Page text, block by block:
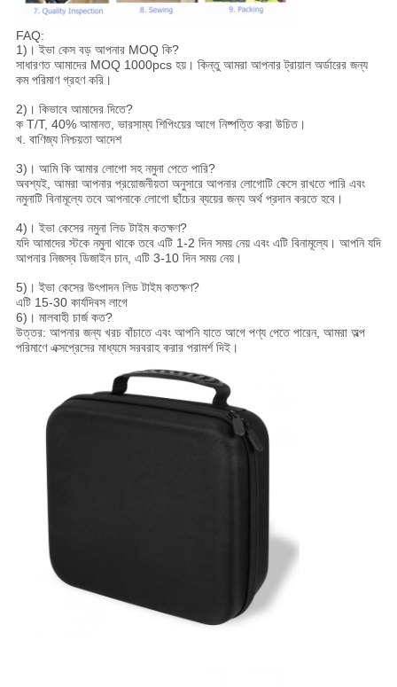
FAQ:
1)। ইভা কেস বড় আপনার MOQ কি?
সাধারণত আমাদের MOQ 1000pcs হয়। কিন্তু আমরা আপনার ট্রায়াল অর্ডারের জন্য
কম পরিমাণ গ্রহণ করি।
2)। কিভাবে আমাদের দিতে?
ক T/T, 40% আমানত, ভারসাম্য শিপিংয়ের আগে নিষ্পত্তি করা উচিত।
খ. বাণিজ্য নিশ্চয়তা আদেশ
3)। আমি কি আমার লোগো সহ নমুনা পেতে পারি?
অবশ্যই, আমরা আপনার প্রয়োজনীয়তা অনুসারে আপনার লোগোটি কেসে রাখতে পারি এবং
নমুনাটি বিনামূল্যে তবে আপনাকে লোগো ছাঁচের ব্যয়ের জন্য অর্থ প্রদান করতে হবে।
4)। ইভা কেসের নমুনা লিড টাইম কতক্ষণ?
যদি আমাদের স্টকে নমুনা থাকে তবে এটি 1-2 দিন সময় নেয় এবং এটি বিনামূল্যে। আপনি যদি
আপনার নিজস্ব ডিজাইন চান, এটি 3-10 দিন সময় নেয়।
5)। ইভা কেসের উৎপাদন লিড টাইম কতক্ষণ?
এটি 15-30 কার্যদিবস লাগে
6)। মালবাহী চার্জ কত?
উত্তর: আপনার জন্য খরচ বাঁচাতে এবং আপনি যাতে আগে পণ্য পেতে পারেন, আমরা অল্প
পরিমাণে এক্সপ্রেসের মাধ্যমে সরবরাহ করার পরামর্শ দিই।